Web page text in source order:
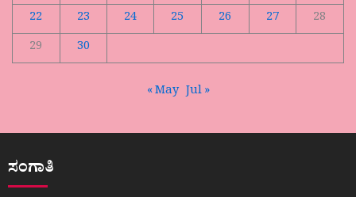
22
23 24 25 26 27
28
29
30
« May Jul »
ಸಂಗಾತಿ